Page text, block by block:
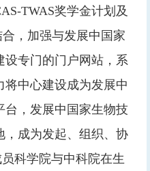
TWAS奖学金计划及
，加强与发展中国家
设专门的门户网站，系
中心建设成为发展中
台，发展中国家生物技
，成为发起、组织、协
科学院与中科院在生